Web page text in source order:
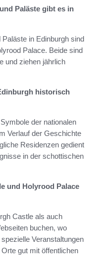
Paläste gibt es in
in Edinburgh sind
Palace. Beide sind
und ziehen jährlich
historisch
der nationalen
Verlauf der Geschichte
Residenzen gedient
in der schottischen
und Holyrood Palace
Castle als auch
buchen, wo
Veranstaltungen
gut mit öffentlichen